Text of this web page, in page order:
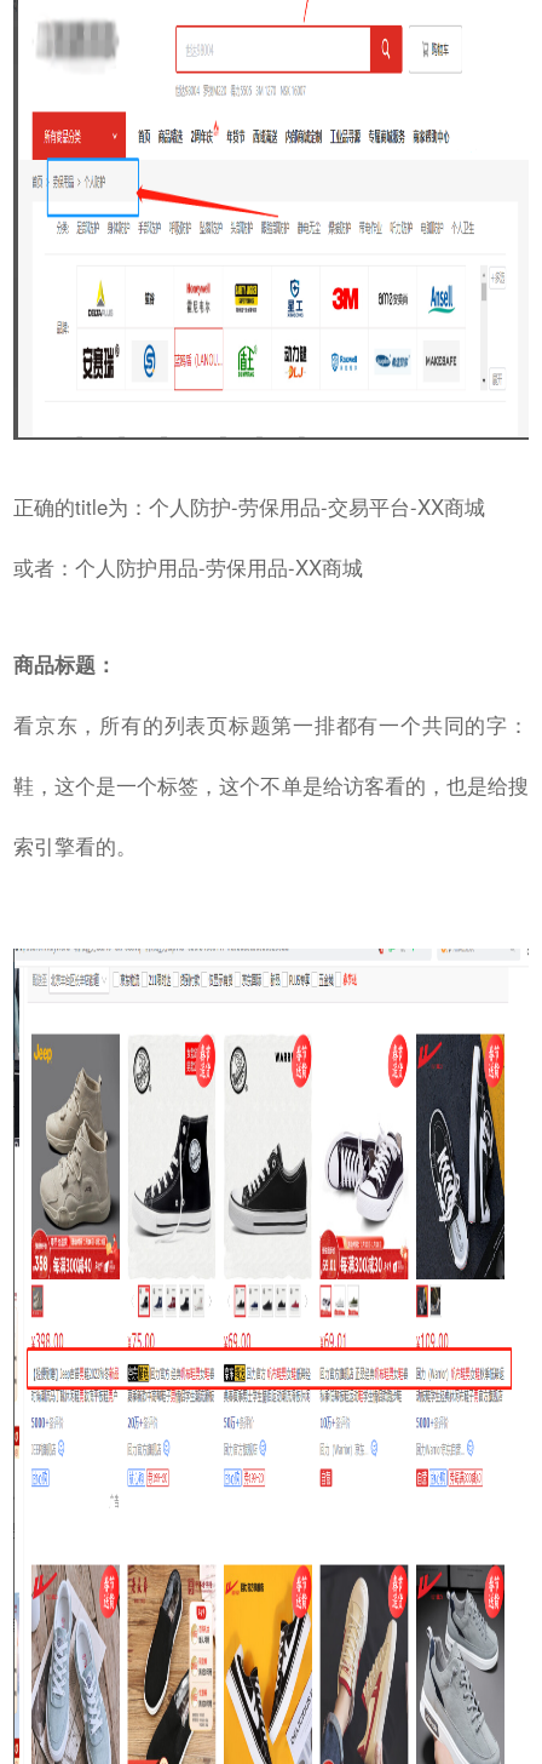
正确的title为：个人防护-劳保用品-交易平台-XX商城
或者：个人防护用品-劳保用品-XX商城
商品标题：
看京东，所有的列表页标题第一排都有一个共同的字：
鞋，这个是一个标签，这个不单是给访客看的，也是给搜
索引擎看的。